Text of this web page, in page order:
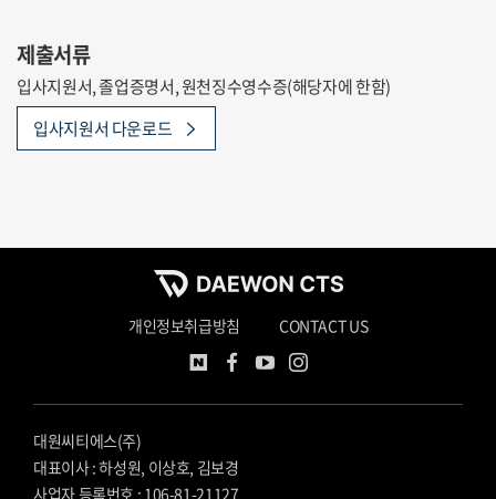
제출서류
입사지원서, 졸업증명서, 원천징수영수증(해당자에 한함)
입사지원서 다운로드
개인정보취급방침 CONTACT US
대원씨티에스(주)
대표이사 : 하성원, 이상호, 김보경
사업자 등록번호 : 106-81-21127